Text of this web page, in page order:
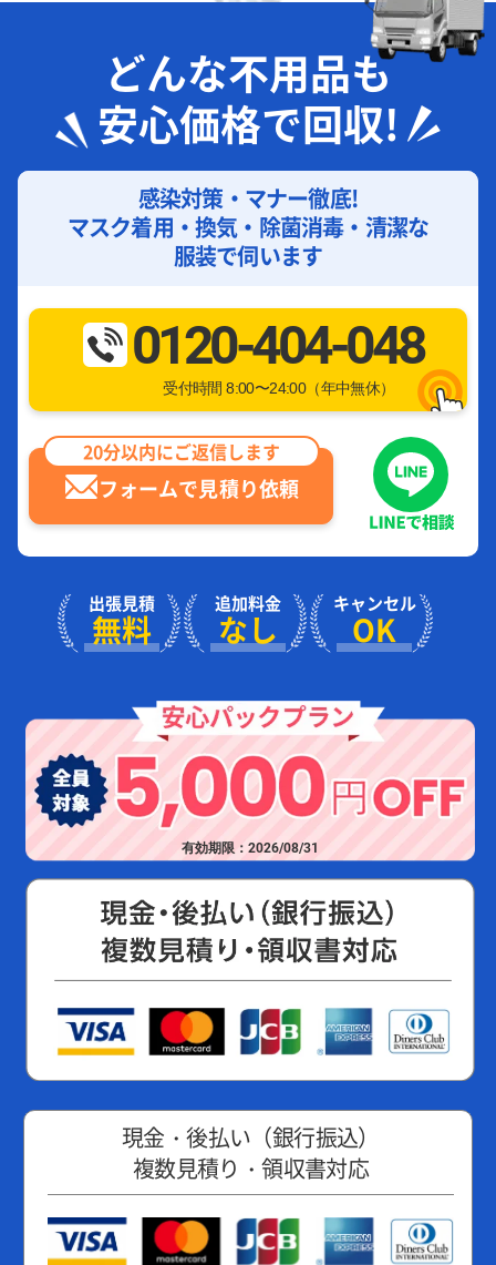
どんな不用品も
安心価格で回収!
感染対策・マナー徹底!
マスク着用・換気・除菌消毒・清潔な
服装で伺います
0120-404-048
受付時間 8:00〜24:00（年中無休）
フォームで見積り依頼
20分以内にご返信します
出張見積
無料
追加料金
なし
キャンセル
OK
有効期限：2026/08/31
現金・後払い（銀行振込）
複数見積り・領収書対応